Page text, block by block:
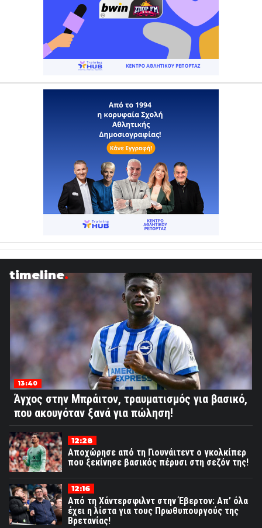
timeline
13:40
Άγχος στην Μπράιτον, τραυματισμός για βασικό,
που ακουγόταν ξανά για πώληση!
12:28
Αποχώρησε από τη Γιουνάιτεντ ο γκολκίπερ
που ξεκίνησε βασικός πέρυσι στη σεζόν της!
12:16
Από τη Χάντερσφιλντ στην Έβερτον: Απ’ όλα
έχει η λίστα για τους Πρωθυπουργούς της
Βρετανίας!